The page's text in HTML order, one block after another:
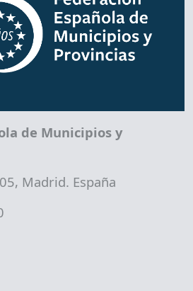
de Municipios y
Madrid. España